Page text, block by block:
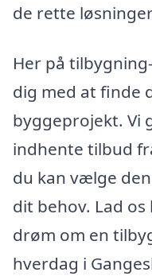
de rette
Her på
dig med at finde
byggeprojekt. Vi
indhente tilbud
du kan vælge
dit behov. Lad
drøm om en
hverdag i